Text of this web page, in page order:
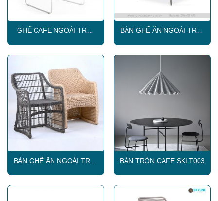
GHẾ CAFE NGOÀI TRỜI
BÀN GHẾ ĂN NGOÀI TRỜI
BÀN GHẾ ĂN NGOÀI TRỜI
BÀN TRÒN CAFE SKLT003